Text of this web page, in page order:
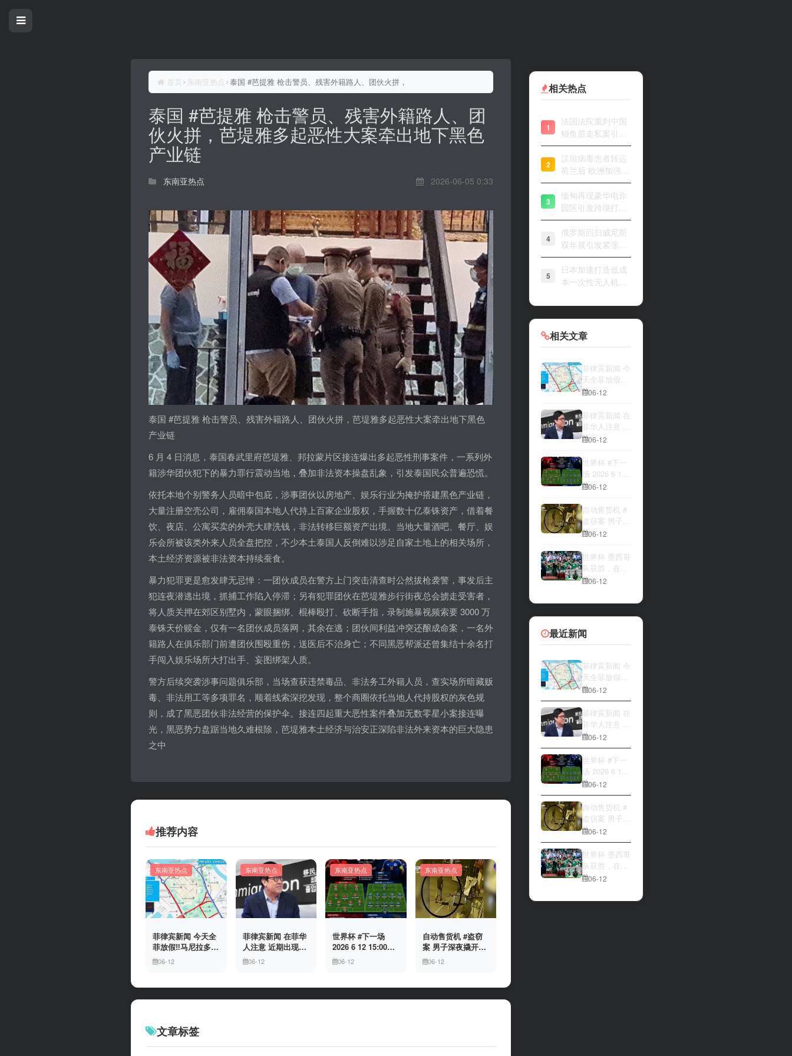
首页 东南亚热点 泰国 #芭提雅 枪击警员、残害外籍路人、团伙火拼，芭堤雅多起恶性大案牵出地下黑色产业链
泰国 #芭提雅 枪击警员、残害外籍路人、团
伙火拼，芭堤雅多起恶性大案牵出地下黑色
产业链
东南亚热点 2026-06-05 0:33
泰国 #芭提雅 枪击警员、残害外籍路人、团伙火拼，芭堤雅多起恶性大案牵出地下黑色
产业链
6 月 4 日消息，泰国春武里府芭堤雅、邦拉蒙片区接连爆出多起恶性刑事案件，一系列外
籍涉华团伙犯下的暴力罪行震动当地，叠加非法资本操盘乱象，引发泰国民众普遍恐慌。
依托本地个别警务人员暗中包庇，涉事团伙以房地产、娱乐行业为掩护搭建黑色产业链，
大量注册空壳公司，雇佣泰国本地人代持上百家企业股权，手握数十亿泰铢资产，借着餐
饮、夜店、公寓买卖的外壳大肆洗钱，非法转移巨额资产出境。当地大量酒吧、餐厅、娱
乐会所被该类外来人员全盘把控，不少本土泰国人反倒难以涉足自家土地上的相关场所，
本土经济资源被非法资本持续蚕食。
暴力犯罪更是愈发肆无忌惮：一团伙成员在警方上门突击清查时公然拔枪袭警，事发后主
犯连夜潜逃出境，抓捕工作陷入停滞；另有犯罪团伙在芭堤雅步行街夜总会掳走受害者，
将人质关押在郊区别墅内，蒙眼捆绑、棍棒殴打、砍断手指，录制施暴视频索要 3000 万
泰铢天价赎金，仅有一名团伙成员落网，其余在逃；团伙间利益冲突还酿成命案，一名外
籍路人在俱乐部门前遭团伙围殴重伤，送医后不治身亡；不同黑恶帮派还曾集结十余名打
手闯入娱乐场所大打出手、妄图绑架人质。
警方后续突袭涉事问题俱乐部，当场查获违禁毒品、非法务工外籍人员，查实场所暗藏贩
毒、非法用工等多项罪名，顺着线索深挖发现，整个商圈依托当地人代持股权的灰色规
则，成了黑恶团伙非法经营的保护伞。接连四起重大恶性案件叠加无数零星小案接连曝
光，黑恶势力盘踞当地久难根除，芭堤雅本土经济与治安正深陷非法外来资本的巨大隐患
之中
推荐内容
东南亚热点
菲律宾新闻 今天全
菲放假‼️马尼拉多地
封路06-12
东南亚热点
菲律宾新闻 在菲华
人注意 近期出现假
冒移民局执法人员
上门敲诈案件，已
06-12
东南亚热点
世界杯 #下一场
2026 6 12 15:00整
加拿大与波黑的较
量 究竟胜利的天平
加拿大借助主场优
势笑到最后，还是
06-12
东南亚热点
自动售货机 #盗窃
案 男子深夜撬开自
动售货机，2000比
索硬币被一扫而空
06-12
文章标签
相关热点
1
法国法院重判中国
鳗鱼苗走私案引关
注
2
汉坦病毒患者转运
荷兰后 欧洲加强风
险评估
3
缅甸再现豪华电诈
园区引发跨境打击
关注
4
俄罗斯回归威尼斯
双年展引发紧张开
幕
5
日本加速打造低成
本一次性无人机战
相关文章
菲律宾新闻 今
天全菲放假‼️
马尼拉多地封
06-12
菲律宾新闻 在
菲华人注意 近
期出现假冒移
上门敲诈案
件，已有多人
举报中招
06-12
世界杯 #下一
场 2026 6 12
15:00整 加拿
量 究竟胜利的
天平会倾向哪
一方，是加拿
大借助主场优
势笑到最后，
还是波黑上演
逆袭好戏？让
我们拭目以
06-12
自动售货机 #
盗窃案 男子深
夜撬开自动售
索硬币被一扫
而空
06-12
世界杯 墨西哥
队获胜，在首
场比赛中击败
06-12
最近新闻
菲律宾新闻 今
天全菲放假‼️
马尼拉多地封
路
06-12
菲律宾新闻 在
菲华人注意 近
期出现假冒移
民局执法人员
上门敲诈案
件，已有多人
举报中招
06-12
世界杯 #下一
场 2026 6 12
15:00整 加拿
大与波黑的较
量 究竟胜利的
天平会倾向哪
一方，是加拿
大借助主场优
势笑到最后，
还是波黑上演
逆袭好戏？让
我们拭目以
06-12
自动售货机 #
盗窃案 男子深
夜撬开自动售
货机，2000比
索硬币被一扫
而空
06-12
世界杯 墨西哥
队获胜，在首
场比赛中击败
06-12